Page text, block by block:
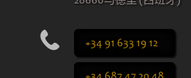
+34 91 633 19 12